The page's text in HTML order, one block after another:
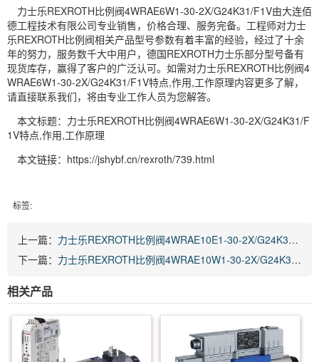
力士乐REXROTH比例阀4WRAE6W1-30-2X/G24K31/F1V由大连佰
德工程技术有限公司专业销售，价格合理、服务完备。工程师对力士
乐REXROTH比例阀相关产品型号参数有着丰富的经验，经过了十余
年的努力，服务数千大中用户，德国REXROTH力士乐部分型号备有
现货库存，赢得了客户的广泛认可。如需对力士乐REXROTH比例阀4
WRAE6W1-30-2X/G24K31/F1V特点,作用,工作原理内容更多了解，
请直接联系我们，将由专业工作人员为您解答。
本文标题：力士乐REXROTH比例阀4WRAE6W1-30-2X/G24K31/F
1V特点,作用,工作原理
本文链接：https://jshybf.cn/rexroth/739.html
标签:
上一篇： 力士乐REXROTH比例阀4WRAE10E1-30-2X/G24K31/A1V
下一篇： 力士乐REXROTH比例阀4WRAE10W1-30-2X/G24K31/F1V
相关产品